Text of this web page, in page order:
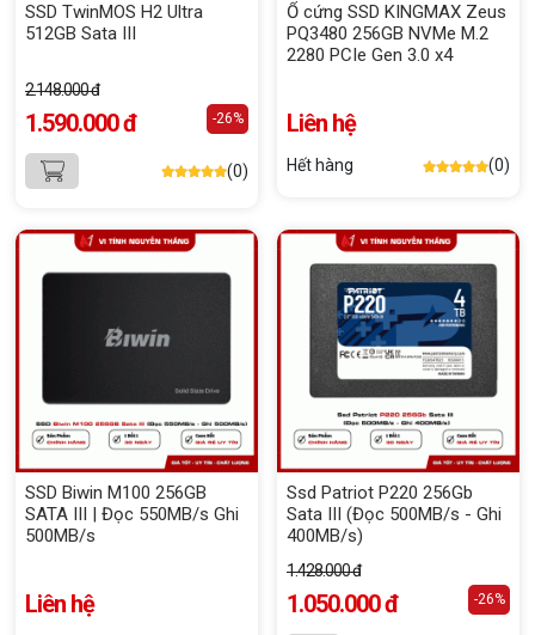
SSD TwinMOS H2 Ultra
512GB Sata III
2.148.000 đ
1.590.000 đ -26%
(0)
Ổ cứng SSD KINGMAX Zeus
PQ3480 256GB NVMe M.2
2280 PCIe Gen 3.0 x4
Liên hệ
Hết hàng (0)
SSD Biwin M100 256GB
SATA III | Đọc 550MB/s Ghi
500MB/s
Liên hệ
Ssd Patriot P220 256Gb
Sata III (Đọc 500MB/s - Ghi
400MB/s)
1.428.000 đ
1.050.000 đ -26%